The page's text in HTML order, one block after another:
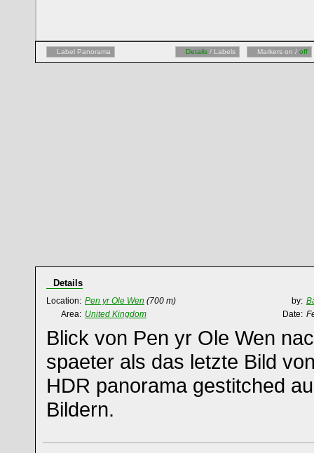
Label Panorama Details / Labels Markers on / off
Details
Location: Pen yr Ole Wen (700 m) by:
Area: United Kingdom Date:
Blick von Pen yr Ole Wen
spaeter als das letzte Bild
HDR panorama gestitched
Bildern.